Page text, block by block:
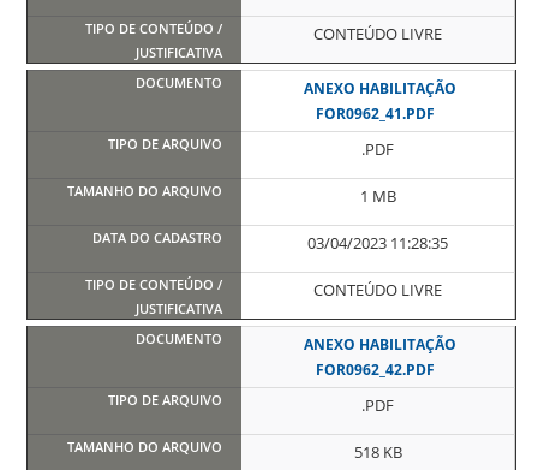
CONTEÚDO LIVRE
ANEXO HABILITAÇÃO
FOR0962_41.PDF
.PDF
1 MB
03/04/2023 11:28:35
CONTEÚDO LIVRE
ANEXO HABILITAÇÃO
FOR0962_42.PDF
.PDF
518 KB